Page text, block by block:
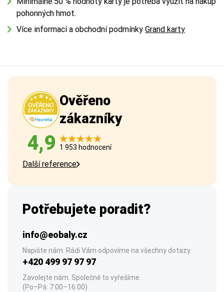
pohonných hmot.
Více informací a obchodní podmínky Grand karty
Ověřeno
zákazníky
4,9 1 953 hodnocení
Další reference
Potřebujete poradit?
info@eobaly.cz
Napište nám. Rádi Vám odpovíme na všechny dotazy.
+420 499 97 97 97
Zavolejte nám. Společně to vyřešíme.
(Po–Pá: 7:00–16:00)